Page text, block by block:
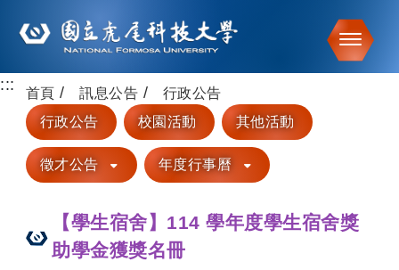
跳到主要內容
::: 首頁 訊息公告
行政公告
行政公告
校園活動 其他活動
徵才公告 年度行事曆
【學生宿舍】114 學年度學生宿舍獎
助學金獲獎名冊